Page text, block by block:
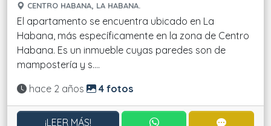
CENTRO HABANA, LA HABANA.
El apartamento se encuentra ubicado en La
Habana, más específicamente en la zona de Centro
Habana. Es un inmueble cuyas paredes son de
mampostería y s....
Actualizado:
hace 2 años 4 fotos
¡LEER MÁS! CONTACTAR POR